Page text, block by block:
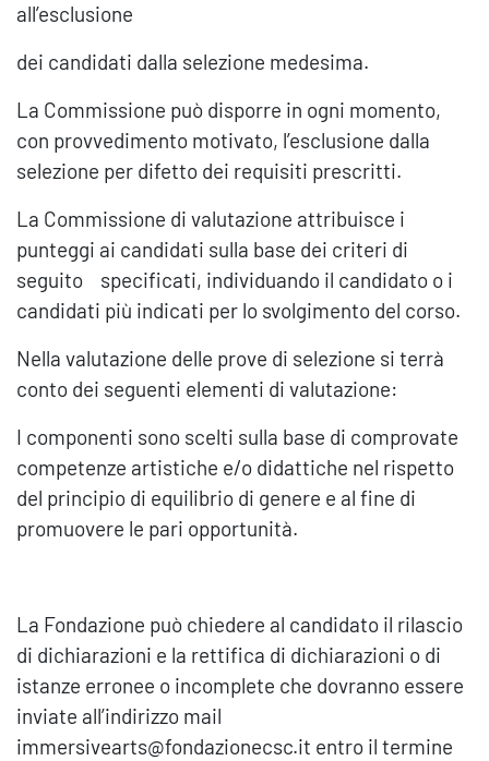
all’esclusione
dei candidati dalla selezione medesima.
La Commissione può disporre in ogni momento,
con provvedimento motivato, l’esclusione dalla
selezione per difetto dei requisiti prescritti.
La Commissione di valutazione attribuisce i
punteggi ai candidati sulla base dei criteri di
seguito specificati, individuando il candidato o i
candidati più indicati per lo svolgimento del corso.
Nella valutazione delle prove di selezione si terrà
conto dei seguenti elementi di valutazione:
I componenti sono scelti sulla base di comprovate
competenze artistiche e/o didattiche nel rispetto
del principio di equilibrio di genere e al fine di
promuovere le pari opportunità.
La Fondazione può chiedere al candidato il rilascio
di dichiarazioni e la rettifica di dichiarazioni o di
istanze erronee o incomplete che dovranno essere
inviate all’indirizzo mail
immersivearts@fondazionecsc.it entro il termine